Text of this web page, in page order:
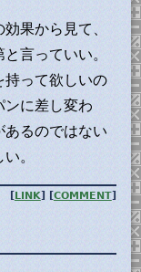
果から見て、
言っていい。
って欲しいの
ンに差し変わ
あるのではない
。
[LINK ] [COMMENT]